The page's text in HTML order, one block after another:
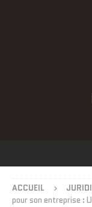
ACCUEIL
pour son entreprise :